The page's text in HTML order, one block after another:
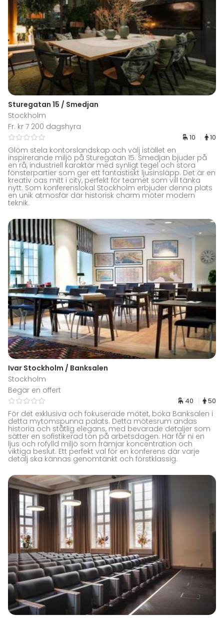
Sturegatan 15 / Smedjan
Stockholm
Fr. kr 7 200 dagshyra
10 10
Glöm stela kontorslandskap och välj istället en
inspirerande miljö på Sturegatan 15. Smedjan bjuder på
en rå, industriell karaktär med synligt tegel och stora
fönsterpartier som ger ett fantastiskt ljusinsläpp. Det är en
kreativ oas mitt i city, perfekt för teamet som vill tänka
nytt. Som konferenslokal Stockholm erbjuder denna plats
en unik atmosfär där historisk charm möter modern
teknik.
Ivar Stockholm / Banksalen
Stockholm
Begär en offert
40 50
För det exklusiva och fokuserade mötet, boka Banksalen i
detta mytomspunna palats. Detta mötesrum andas
historia och ståtlig elegans, med bevarade detaljer som
sätter en sofistikerad ton på arbetsdagen. Här får ni en
ljus och rofylld miljö som främjar koncentration och
viktiga beslut. Ett perfekt val för en konferens där varje
detalj ska kännas genomtänkt och förstklassig.